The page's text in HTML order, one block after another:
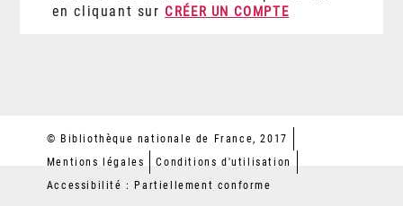
en cliquant sur CRÉER UN COMPTE
© Bibliothèque nationale de France, 2017
Mentions légales
Conditions d'utilisation
Accessibilité : Partiellement conforme